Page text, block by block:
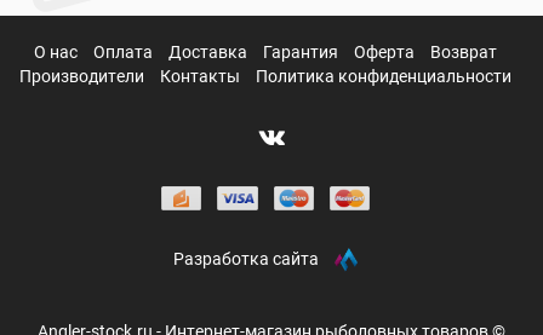
О нас Оплата Доставка Гарантия Оферта
Возврат
Производители
Контакты Политика конфиденциальности
Разработка сайта